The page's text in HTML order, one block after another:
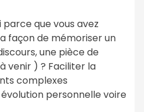
que vous avez
façon de mémoriser un
une pièce de
venir ) ? Faciliter la
complexes
personnelle voire